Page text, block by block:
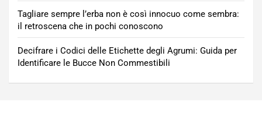
Tagliare sempre l’erba non è così innocuo come sembra:
il retroscena che in pochi conoscono
Decifrare i Codici delle Etichette degli Agrumi: Guida per
Identificare le Bucce Non Commestibili